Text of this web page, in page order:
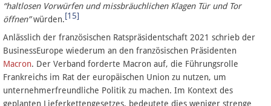
“haltlosen Vorwürfen und missbräuchlichen Klagen Tür und Tor
öffnen”würden.[15]
Anlässlich der französischen Ratspräsidentschaft 2021 schrieb der
BusinessEurope wiederum an den französischen Präsidenten
Macron. Der Verband forderte Macron auf, die Führungsrolle
Frankreichs im Rat der europäischen Union zu nutzen, um
unternehmerfreundliche Politik zu machen. Im Kontext des
geplanten Lieferkettengesetzes, bedeutete dies weniger strenge